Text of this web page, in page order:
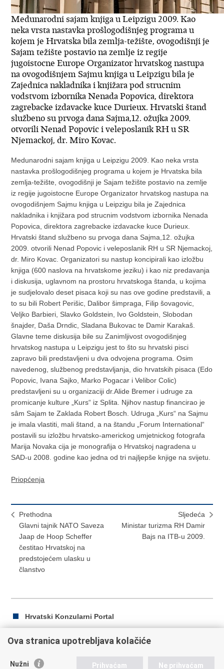
Medunarodni sajam knjiga u Leipzigu 2009. Kao
neka vrsta nastavka prošlogodišnjeg programa u
kojem je Hrvatska bila zemlja-težište, ovogodišnji je
Sajam težište postavio na zemlje iz regije
jugoistocne Europe Organizator hrvatskog nastupa
na ovogodišnjem Sajmu knjiga u Leipzigu bila je
Zajednica nakladnika i knjižara pod strucnim
vodstvom izbornika Nenada Popovica, direktora
zagrebacke izdavacke kuce Durieux. Hrvatski štand
službeno su prvoga dana Sajma,12. ožujka 2009.
otvorili Nenad Popovic i veleposlanik RH u SR
Njemackoj, dr. Miro Kovac.
Medunarodni sajam knjiga u Leipzigu 2009. Kao neka vrsta
nastavka prošlogodišnjeg programa u kojem je Hrvatska bila
zemlja-težište, ovogodišnji je Sajam težište postavio na zemlje
iz regije jugoistocne Europe Organizator hrvatskog nastupa na
ovogodišnjem Sajmu knjiga u Leipzigu bila je Zajednica
nakladnika i knjižara pod strucnim vodstvom izbornika Nenada
Popovica, direktora zagrebacke izdavacke kuce Durieux.
Hrvatski štand službeno su prvoga dana Sajma,12. ožujka
2009. otvorili Nenad Popovic i veleposlanik RH u SR Njemackoj,
dr. Miro Kovac. Organizatori su nastup koncipirali kao izložbu
knjiga (600 naslova na hrvatskome jeziku) i kao niz predavanja
i diskusija, uglavnom na prostoru hrvatskoga štanda, u kojima
je sudjelovalo deset pisaca koji su nas ove godine predstavili, a
to su bili Robert Perišic, Dalibor šimpraga, Filip šovagovic,
Veljko Barbieri, Slavko Goldstein, Ivo Goldstein, Slobodan
šnajder, Daša Drndic, Sladana Bukovac te Damir Karakaš.
Glavne teme diskusija bile su Zanimljivost ovogodišnjeg
hrvatskog nastupa u Leipzigu jest to što su hrvatski pisci
zapravo bili predstavljeni u dva odvojena programa. Osim
navedenog, službenog predstavljanja, dio hrvatskih pisaca (Edo
Popovic, Ivana Sajko, Marko Pogacar i Velibor Colic)
predstavljeni su u organizaciji dr.Alide Bremer i udruge za
promicanje kulture „Kurs“ iz Splita. Njihov nastup financirao je
sâm Sajam te Zaklada Robert Bosch. Udruga „Kurs“ na Sajmu
je imala vlastiti, mali štand, a na štandu „Forum International“
postavili su izložbu hrvatsko-americkog umjetnickog fotografa
Marija Novaka cija je monografija o Hrvatskoj nagradena u
SAD-u 2008. godine kao jedna od tri najljepše knjige na svijetu.
Priopćenja
Prethodna
Glavni tajnik NATO Saveza
Jaap de Hoop Scheffer
čestitao Hrvatskoj na
predstojećem ulasku u
članstvo
Sljedeća
Ministar turizma RH Damir
Bajs na ITB-u 2009.
Hrvatski Konzularni Portal
Ispiši Podijeli
Ova stranica upotrebljava kolačiće
Nužni Prihvaćam Ne prihvaćam